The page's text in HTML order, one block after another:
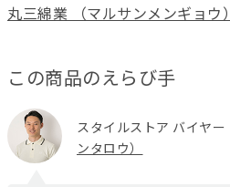
丸三綿業 （マルサンメンギョウ）
この商品のえらび手
スタイルストア バイヤー
ンタロウ）